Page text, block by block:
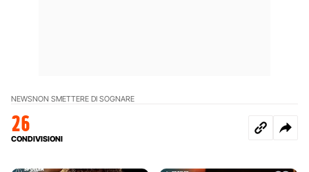
NEWSNON SMETTERE DI SOGNARE
26
CONDIVISIONI